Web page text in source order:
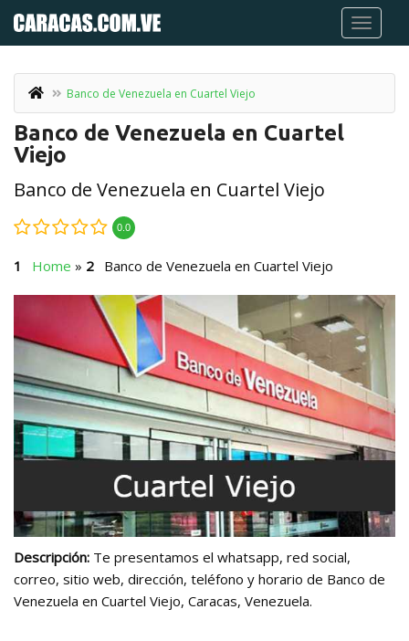
Banco de Venezuela en Cuartel Viejo
Banco de Venezuela en Cuartel
Viejo
Banco de Venezuela en Cuartel Viejo
0.0
Home » Banco de Venezuela en Cuartel Viejo
Descripción: Te presentamos el whatsapp, red social,
correo, sitio web, dirección, teléfono y horario de Banco de
Venezuela en Cuartel Viejo, Caracas, Venezuela.